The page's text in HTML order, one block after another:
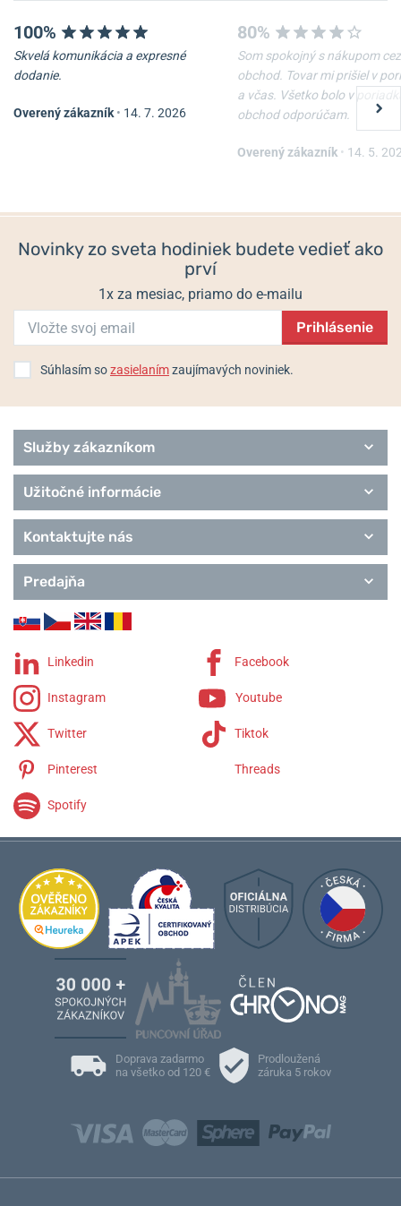
Nôž Victorinox Waiter
19,80 €
-10%
Nôž Victorinox Spartan
29,70 €
100%
Skvelá komunikácia a expresné
dodanie.
Overený zákazník • 14. 7. 2026
80%
Som spokojný s nákupom cez
obchod. Tovar mi prišiel v
a včas. Všetko bolo v
obchod odporúčam.
Overený zákazník • 14. 5.
Novinky zo sveta hodiniek budete vedieť ako
prví
1x za mesiac, priamo do e-mailu
Prihlásenie
Súhlasím sozasielanímzaujímavých noviniek.
Služby zákazníkom
Užitočné informácie
Kontaktujte nás
Predajňa
Linkedin Facebook
Instagram Youtube
Twitter Tiktok
Pinterest Threads
Spotify
Doprava zadarmo
na všetko od 120 €
Prodloužená
záruka 5 rokov